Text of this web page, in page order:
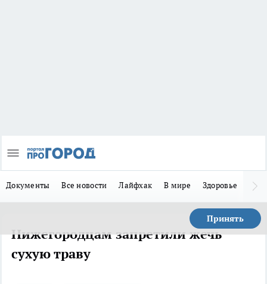
Документы Все новости Лайфхак В мире Здоровье
Принять
Нижегородцам запретили жечь
сухую траву